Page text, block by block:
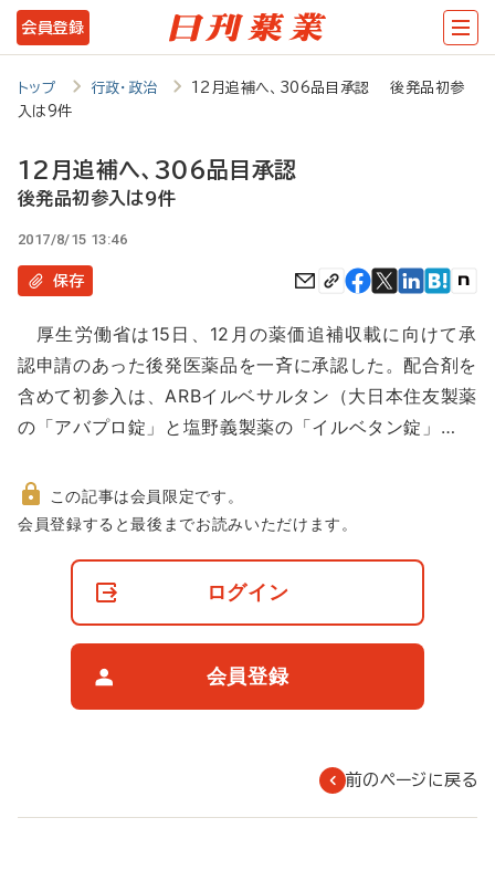
メ
イ
コ
テ
ツ
に
動
会員登録
トップ 行政・政治
12月追補へ、306品目承認 後発品初参
入は9件
12月追補へ、306品目承認
後発品初参入は9件
2017/8/15 13:46
保存
厚生労働省は15日、12月の薬価追補収載に向けて承
認申請のあった後発医薬品を一斉に承認した。配合剤を
含めて初参入は、ARBイルベサルタン（大日本住友製薬
の「アバプロ錠」と塩野義製薬の「イルベタン錠」…
非
この記事は会員限定です。
会員登録すると最後までお読みいただけます。
ログイン
会員登録
前のページに戻る